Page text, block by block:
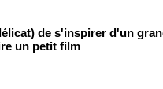
de s'inspirer d'un
un petit film